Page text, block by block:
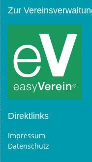
Zur
Direktlinks
Impressum
Datenschutz